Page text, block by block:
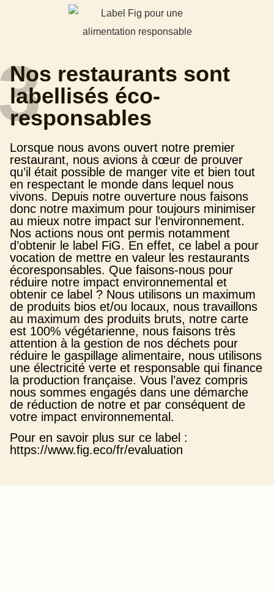
Nos restaurants sont
labellisés éco-
responsables
Lorsque nous avons ouvert notre premier
restaurant, nous avions à cœur de prouver
qu’il était possible de manger vite et bien tout
en respectant le monde dans lequel nous
vivons. Depuis notre ouverture nous faisons
donc notre maximum pour toujours minimiser
au mieux notre impact sur l’environnement.
Nos actions nous ont permis notamment
d’obtenir le label FiG. En effet, ce label a pour
vocation de mettre en valeur les restaurants
écoresponsables. Que faisons-nous pour
réduire notre impact environnemental et
obtenir ce label ? Nous utilisons un maximum
de produits bios et/ou locaux, nous travaillons
au maximum des produits bruts, notre carte
est 100% végétarienne, nous faisons très
attention à la gestion de nos déchets pour
réduire le gaspillage alimentaire, nous utilisons
une électricité verte et responsable qui finance
la production française. Vous l’avez compris
nous sommes engagés dans une démarche
de réduction de notre et par conséquent de
votre impact environnemental.
Pour en savoir plus sur ce label :
https://www.fig.eco/fr/evaluation